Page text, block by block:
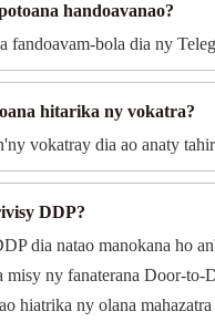
handoavanao?
fandoavam-bola dia ny
hitarika ny vokatra?
vokatray dia ao anaty
DDP?
dia natao manokana ho
ny fanaterana Door-to-
hiatrika ny olana